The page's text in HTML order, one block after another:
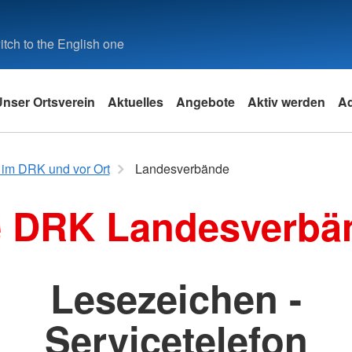
to the English one
Ortsverein Aktuelles Angebote
Angebote des DRK
Aktiv werden
DRK und vor Ort Landesverbände
DRK
Lesezeichen -
Servicetelefon